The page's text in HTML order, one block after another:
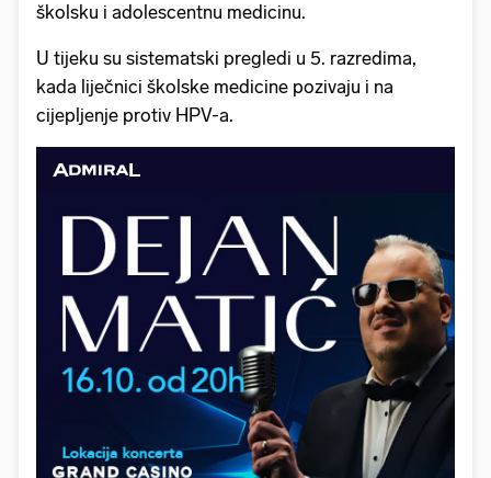
školsku i adolescentnu medicinu.
U tijeku su sistematski pregledi u 5. razredima,
kada liječnici školske medicine pozivaju i na
cijepljenje protiv HPV-a.